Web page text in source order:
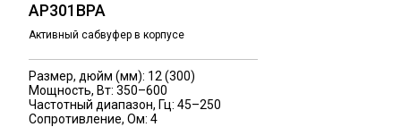
AP301BPA
Активный сабвуфер в корпусе
Размер, дюйм (мм): 12 (300)
Мощность, Вт: 350–600
Частотный диапазон, Гц: 45–250
Сопротивление, Ом: 4